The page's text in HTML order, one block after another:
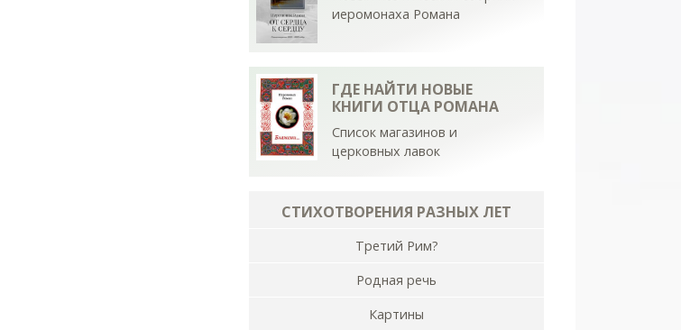
иеромонаха Романа
ГДЕ НАЙТИ НОВЫЕ
КНИГИ ОТЦА РОМАНА
Список магазинов и
церковных лавок
СТИХОТВОРЕНИЯ РАЗНЫХ ЛЕТ
Третий Рим?
Родная речь
Картины